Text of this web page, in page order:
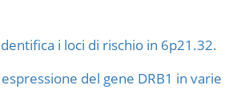
i loci di rischio in 6p21.32.
del gene DRB1 in varie